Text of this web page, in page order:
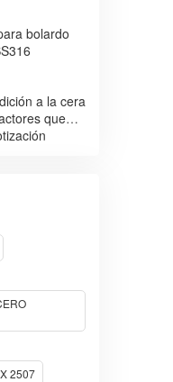
bolardo
a la cera
que
2507